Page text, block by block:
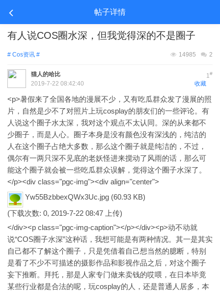
帖子详情
有人说COS圈水深，但我觉得深的不是圈子
# Cos资讯 # 2
14985
1#
猫人的哈比
收藏
2019-7-22 08:42:40
<p>暑假来了全国各地的漫展不少，又有吃瓜群众发了漫展的照
片，自然是少不了对照片上玩cosplay的朋友们的一些评论。有
人说这个圈子水太深，我对这个观点不太认同。深的从来都不
少圈子，而是人心。圈子本身是没有颜色没有深浅的，纯洁的
人在这个圈子占绝大多数，那么这个圈子就是纯洁的，不过，
偶尔有一两只深不见底的老妖怪进来搅动了风雨的话，那么可
能这个圈子就会被一些吃瓜群众误解，觉得这个圈子水深了。
</p><div class="pgc-img"><div align="center">
Yw55BzbbexQWx3Uc.jpg (60.93 KB)
(下载次数: 0, 2019-7-22 08:47 上传)
</div><p class="pgc-img-caption"></p></div><p>动不动就
说“COS圈子水深”这种话，我想可能是有两种情况。其一是其实
自己都不了解这个圈子，只是凭借着自己想当然的臆断，特别
是看了不少不可描述的摄影作品和影视作品之后，对这个圈子
妄下推断。拜托，那是人家专门做来卖钱的哎喂，在日本毕竟
某些行业都是合法的呢，玩cosplay的人，还是普通人居多，本